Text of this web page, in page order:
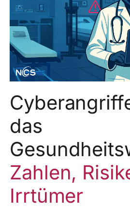
das
Zahlen,
Irrtümer